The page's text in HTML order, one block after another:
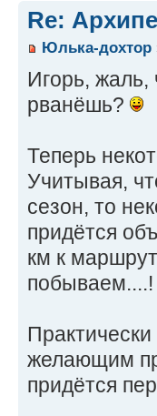
Re:
Юлька-дохтор
Игорь,
рванёшь?
Теперь
Учитывая,
сезон, то
придётся
км к
побываем....!
желающим
придётся